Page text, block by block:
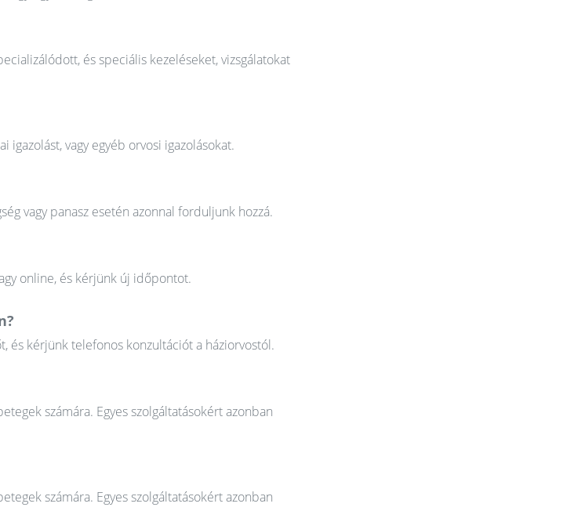
és speciális kezeléseket, vizsgálatokat
vagy egyéb orvosi igazolásokat.
vagy panasz esetén azonnal forduljunk hozzá.
online, és kérjünk új időpontot.
és kérjünk telefonos konzultációt a háziorvostól.
számára. Egyes szolgáltatásokért azonban
számára. Egyes szolgáltatásokért azonban